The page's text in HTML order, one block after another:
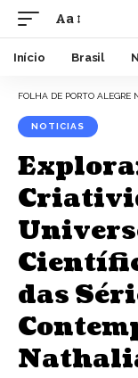
Aa
Início Brasil
FOLHA DE PORTO ALEGRE
NOTICIAS
das